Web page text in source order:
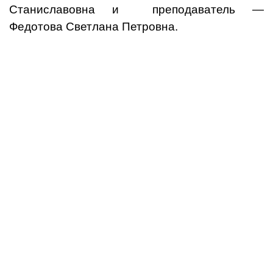
Станиславовна и
преподаватель —
Федотова Светлана Петровна.